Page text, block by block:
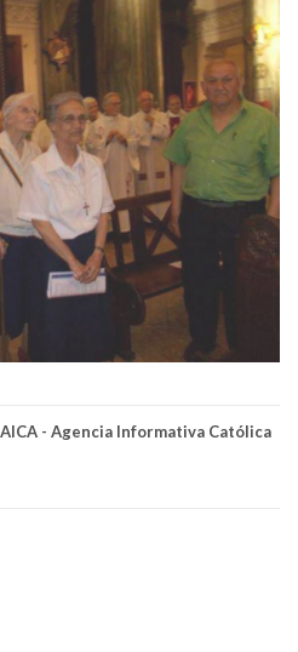
AICA - Agencia Informativa Católica